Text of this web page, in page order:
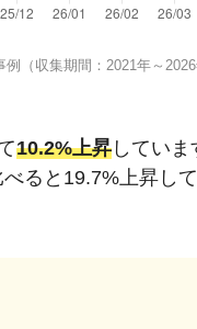
（収集期間：2021年～
10.2%上昇 していま
ると 19.7%上昇 し